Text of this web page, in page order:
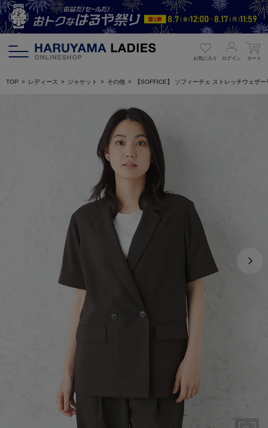
お気に入り ログイン カート
TOP レディース ジャケット その他 【SOFFICE】 ソフィーチェ ストレッチウェザ